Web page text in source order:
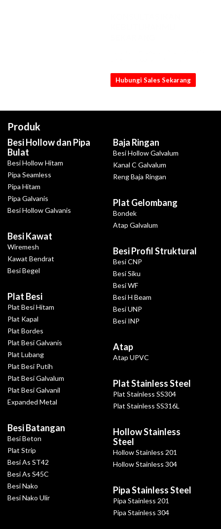
Hubungi Sales Sekarang
Produk
Besi Hollow dan Pipa
Bulat
Besi Hollow Hitam
Pipa Seamless
Pipa Hitam
Pipa Galvanis
Besi Hollow Galvanis
Besi Kawat
Wiremesh
Kawat Bendrat
Besi Begel
Plat Besi
Plat Besi Hitam
Plat Kapal
Plat Bordes
Plat Besi Galvanis
Plat Lubang
Plat Besi Putih
Plat Besi Galvalum
Plat Besi Galvanil
Expanded Metal
Besi Batangan
Besi Beton
Plat Strip
Besi As ST42
Besi As S45C
Besi Nako
Besi Nako Ulir
Baja Ringan
Besi Hollow Galvalum
Kanal C Galvalum
Reng Baja Ringan
Plat Gelombang
Bondek
Atap Galvalum
Besi Profil Struktural
Besi CNP
Besi Siku
Besi WF
Besi H Beam
Besi UNP
Besi INP
Atap
Atap UPVC
Plat Stainless Steel
Plat Stainless SS304
Plat Stainless SS316L
Hollow Stainless
Steel
Hollow Stainless 201
Hollow Stainless 304
Pipa Stainless Steel
Pipa Stainless 201
Pipa Stainless 304